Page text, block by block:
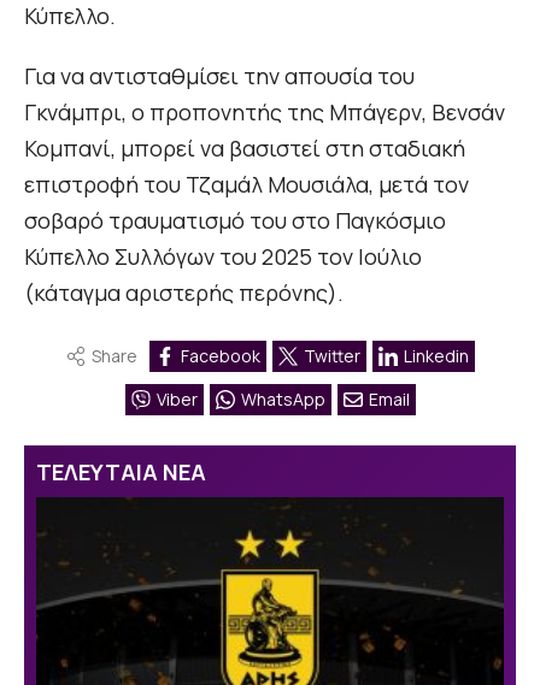
Κύπελλο.
Για να αντισταθμίσει την απουσία του
Γκνάμπρι, ο προπονητής της Μπάγερν, Βενσάν
Κομπανί, μπορεί να βασιστεί στη σταδιακή
επιστροφή του Τζαμάλ Μουσιάλα, μετά τον
σοβαρό τραυματισμό του στο Παγκόσμιο
Κύπελλο Συλλόγων του 2025 τον Ιούλιο
(κάταγμα αριστερής περόνης).
Share Facebook Twitter
Linkedin
Viber
WhatsApp Email
ΤΕΛΕΥΤΑΙΑ ΝΕΑ